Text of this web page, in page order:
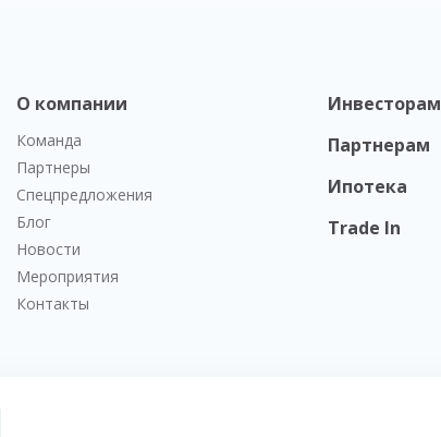
О компании
Команда
Партнеры
Спецпредложения
Блог
Новости
Мероприятия
Контакты
Инвесторам
Партнерам
Ипотека
Trade In